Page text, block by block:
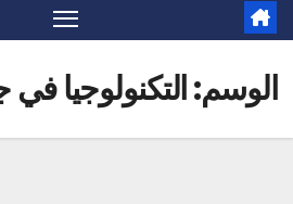
الوسم: التكنولوجيا